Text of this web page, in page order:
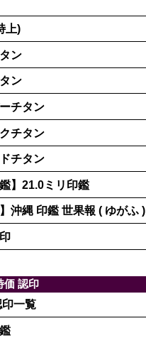
上)
ン
ン
チタン
チタン
チタン
】21.0ミリ印鑑
沖縄 印鑑 世果報 ( ゆがふ )
価 認印
一覧